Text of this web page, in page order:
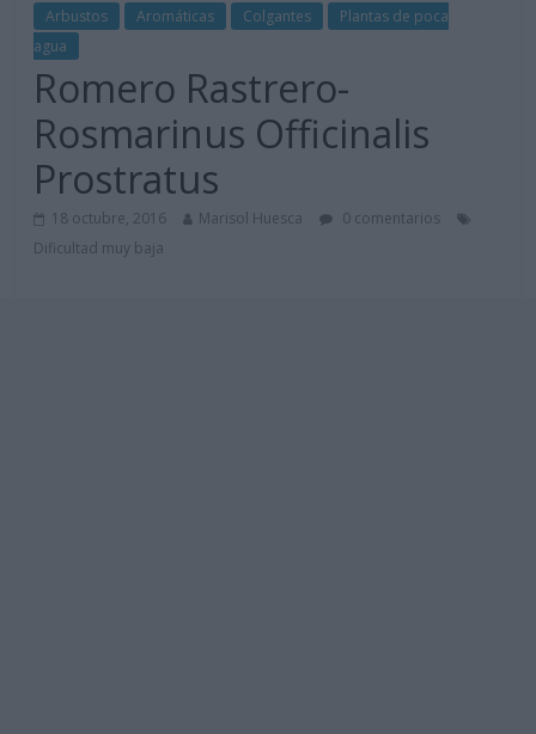
Arbustos Aromáticas Colgantes
Plantas de poca
agua
Romero Rastrero-
Rosmarinus Officinalis
Prostratus
18 octubre, 2016 Marisol Huesca
0 comentarios
Dificultad muy baja